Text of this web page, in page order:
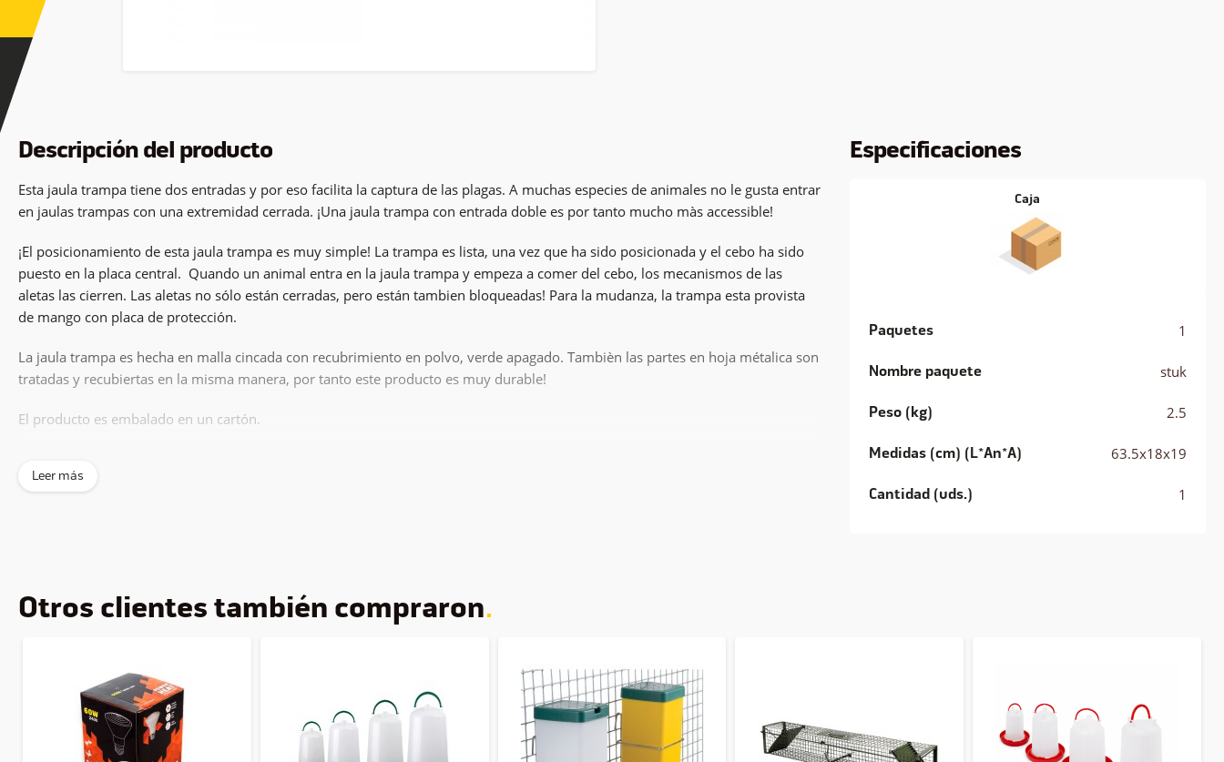
Descripción del producto
Esta jaula trampa tiene dos entradas y por eso facilita la captura de las plagas. A muchas especies de animales no le gusta entrar
en jaulas trampas con una extremidad cerrada. ¡Una jaula trampa con entrada doble es por tanto mucho màs accessible!
¡El posicionamiento de esta jaula trampa es muy simple! La trampa es lista, una vez que ha sido posicionada y el cebo ha sido
puesto en la placa central. Quando un animal entra en la jaula trampa y empeza a comer del cebo, los mecanismos de las
aletas las cierren. Las aletas no sólo están cerradas, pero están tambien bloqueadas! Para la mudanza, la trampa esta provista
de mango con placa de protección.
La jaula trampa es hecha en malla cincada con recubrimiento en polvo, verde apagado. Tambièn las partes en hoja métalica son
tratadas y recubiertas en la misma manera, por tanto este producto es muy durable!
El producto es embalado en un cartón.
Leer más
Especificaciones
Caja
Paquetes 1
Nombre paquete stuk
Peso (kg) 2.5
Medidas (cm) (L*An*A) 63.5x18x19
Cantidad (uds.) 1
Otros clientes también compraron